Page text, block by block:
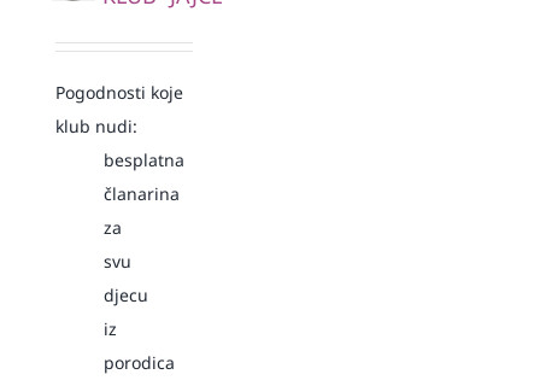
Pogodnosti koje
klub nudi:
besplatna
članarina
za
svu
djecu
iz
porodica